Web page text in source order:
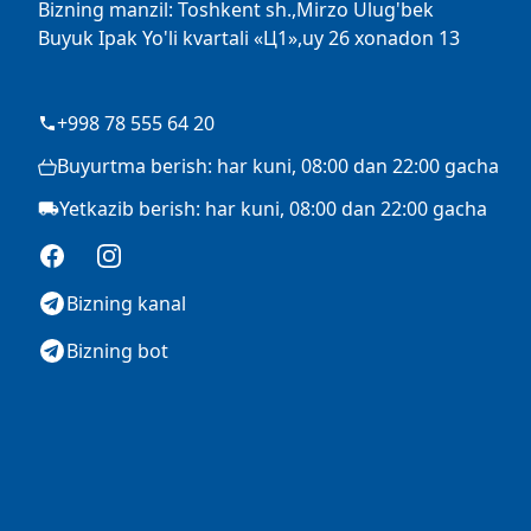
Bizning manzil: Toshkent sh.,Mirzo Ulug'bek
Buyuk Ipak Yo'li kvartali «Ц1»,uy 26 xonadon 13
+998 78 555 64 20
Buyurtma berish: har kuni, 08:00 dan 22:00 gacha
Yetkazib berish: har kuni, 08:00 dan 22:00 gacha
FacebookInstagram
Bizning kanal
Bizning bot